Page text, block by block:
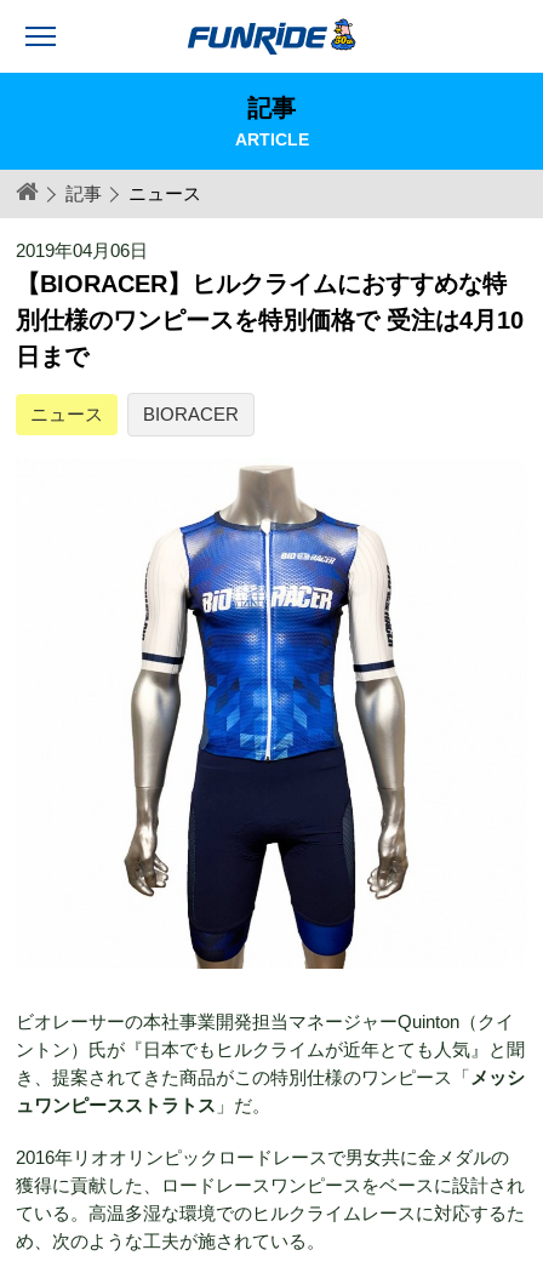
記事
ARTICLE
記事 ニュース
2019年04月06日
【BIORACER】ヒルクライムにおすすめな特
別仕様のワンピースを特別価格で 受注は4月10
日まで
ニュース BIORACER
ビオレーサーの本社事業開発担当マネージャーQuinton（クイ
ントン）氏が『日本でもヒルクライムが近年とても人気』と聞
き、提案されてきた商品がこの特別仕様のワンピース「 メッシ
ュワンピースストラトス 」だ。
2016年リオオリンピックロードレースで男女共に金メダルの
獲得に貢献した、ロードレースワンピースをベースに設計され
ている。高温多湿な環境でのヒルクライムレースに対応するた
め、次のような工夫が施されている。